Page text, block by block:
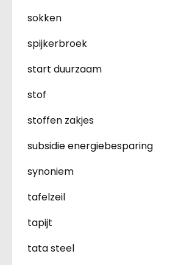
sokken
spijkerbroek
start duurzaam
stof
stoffen zakjes
subsidie energiebesparing
synoniem
tafelzeil
tapijt
tata steel